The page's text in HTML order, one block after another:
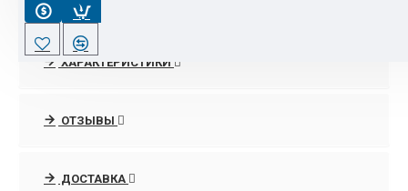
тип D
ХАРАКТЕРИСТИКИ
ОТЗЫВЫ
ДОСТАВКА